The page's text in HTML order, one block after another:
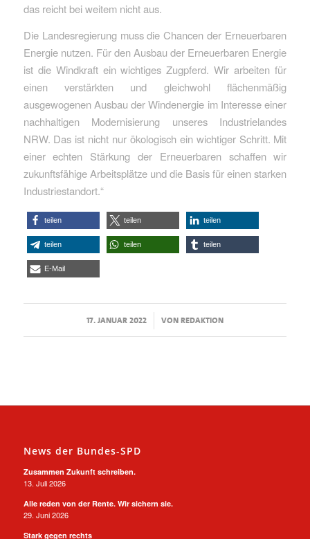
das reicht bei weitem nicht aus.
Die Landesregierung muss die Chancen der Erneuerbaren
Energie nutzen. Für den Ausbau der Erneuerbaren Energie
ist die Windkraft ein wichtiges Zugpferd. Wir arbeiten für
einen verstärkten und gleichwohl flächenmäßig
ausgewogenen Ausbau der Windenergie im Interesse einer
nachhaltigen Modernisierung unseres Industrielandes
NRW. Das ist nicht nur ökologisch ein wichtiger Schritt. Mit
einer echten Stärkung der Erneuerbaren schaffen wir
zukunftsfähige Arbeitsplätze und die Basis für einen starken
Industriestandort.“
teilen teilen teilen
teilen teilen teilen
E-Mail
17. JANUAR 2022
/ VONREDAKTION
News der Bundes-SPD
Zusammen Zukunft schreiben.
13. Juli 2026
Alle reden von der Rente. Wir sichern sie.
29. Juni 2026
Stark gegen rechts